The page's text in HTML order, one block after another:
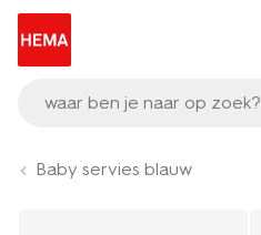
waar ben je naar op zoek?
Baby servies blauw